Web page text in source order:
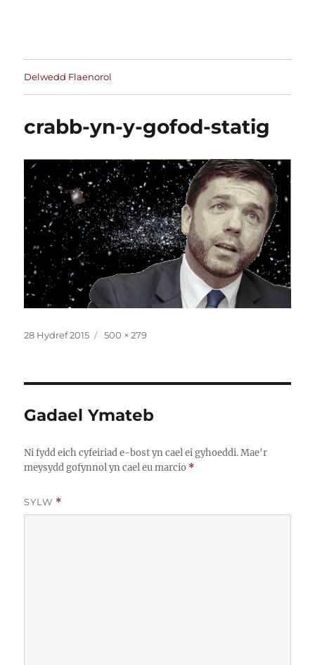
Delwedd Flaenorol
crabb-yn-y-gofod-statig
Cofnodwyd
28 Hydref 2015
Maint
500 × 279
Gadael Ymateb
Ni fydd eich cyfeiriad e-bost yn cael ei gyhoeddi. Mae'r
meysydd gofynnol yn cael eu marcio *
SYLW *